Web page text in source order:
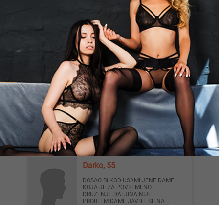
Slatkis Anita, 30
Mali plavi slatkis 30god,160cm,50kg te
ceka u svom prijatnom
ambijentu.Samo poziv.SLIKE SU MOJE
L...
Novi Sad
Heelena_123, 42
Pozdrav. Ja sam Ema. Imam 42
godine. Radim u svom smestaju.
Klasican seks i oral. Anal i ljubljen...
Čačak
Darko, 55
DOSAO BI KOD USAMLJENE DAME
KOJA JE ZA POVREMENO
DRUZENJE.DALJINA NIJE
PROBLEM.DAME JAVITE SE NA ...